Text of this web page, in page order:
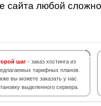
сайта любой
шаг - заказ хостинга из
тарифных планов.
вы можете заказать у нас
выделенного сервера.